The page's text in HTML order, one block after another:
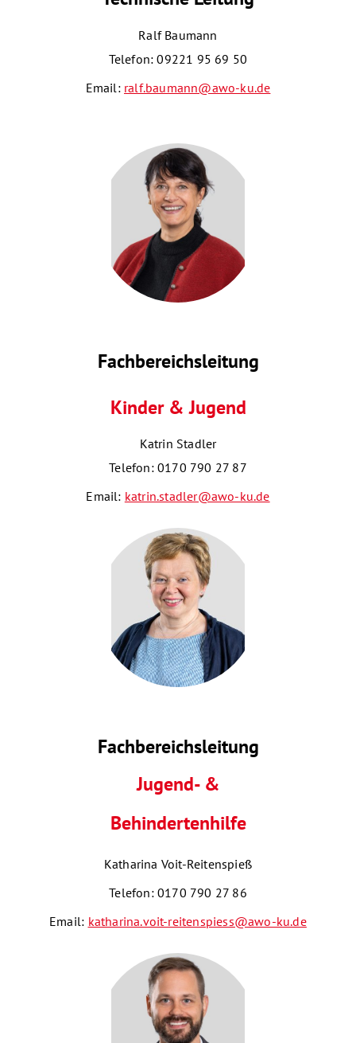
Ralf Baumann
Telefon: 09221 95 69 50
Email: ralf.baumann@awo-ku.de
Fachbereichsleitung
Kinder & Jugend
Katrin Stadler
Telefon: 0170 790 27 87
Email: katrin.stadler@awo-ku.de
Fachbereichsleitung
Jugend- &
Behindertenhilfe
Katharina Voit-Reitenspieß
Telefon: 0170 790 27 86
Email: katharina.voit-reitenspiess@awo-ku.de